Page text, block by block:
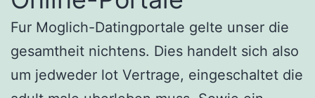
Fur Moglich-Datingportale gelte unser die
gesamtheit nichtens. Dies handelt sich also
um jedweder lot Vertrage, eingeschaltet die